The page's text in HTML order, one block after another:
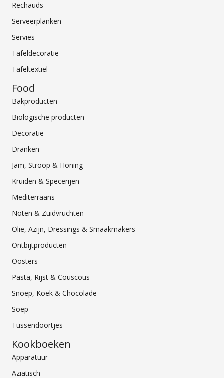
Rechauds
Serveerplanken
Servies
Tafeldecoratie
Tafeltextiel
Food
Bakproducten
Biologische producten
Decoratie
Dranken
Jam, Stroop & Honing
Kruiden & Specerijen
Mediterraans
Noten & Zuidvruchten
Olie, Azijn, Dressings & Smaakmakers
Ontbijtproducten
Oosters
Pasta, Rijst & Couscous
Snoep, Koek & Chocolade
Soep
Tussendoortjes
Kookboeken
Apparatuur
Aziatisch